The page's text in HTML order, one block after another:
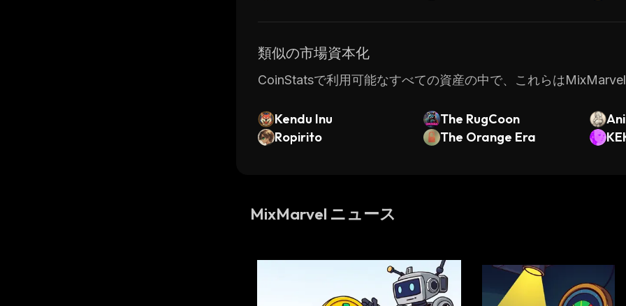
類似の市場資本化
CoinStatsで利用可能なすべての資産の中で、これらは
Kendu Inu The RugCoon
Ropirito
The Orange Era
MixMarvel ニュース